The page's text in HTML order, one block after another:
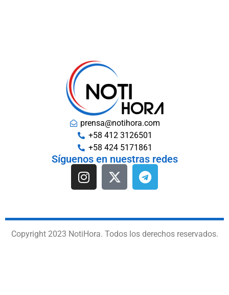
prensa@notihora.com
+58 412 3126501
+58 424 5171861
Síguenos en nuestras redes
Copyright 2023 NotiHora. Todos los derechos reservados.